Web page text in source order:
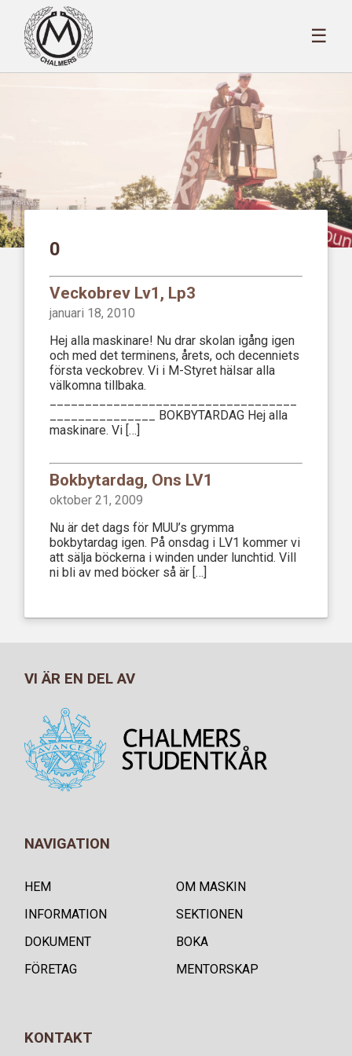
☰
0
Veckobrev Lv1, Lp3
januari 18, 2010
Hej alla maskinare! Nu drar skolan igång igen
och med det terminens, årets, och decenniets
första veckobrev. Vi i M-Styret hälsar alla
välkomna tillbaka.
_______________ BOKBYTARDAG Hej alla
maskinare. Vi […]
Bokbytardag, Ons LV1
oktober 21, 2009
Nu är det dags för MUU’s grymma
bokbytardag igen. På onsdag i LV1 kommer vi
att sälja böckerna i winden under lunchtid. Vill
ni bli av med böcker så är […]
VI ÄR EN DEL AV
NAVIGATION
HEM
OM MASKIN
INFORMATION
SEKTIONEN
DOKUMENT
BOKA
FÖRETAG
MENTORSKAP
KONTAKT